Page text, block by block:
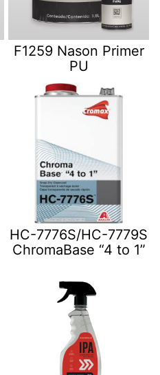
F1259 Nason Primer
PU
HC-7776S/HC-7779S
ChromaBase “4 to 1”